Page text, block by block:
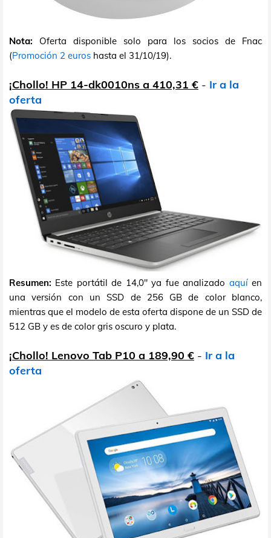
Nota: Oferta disponible solo para los socios de Fnac
(Promoción 2 euros hasta el 31/10/19).
¡Chollo! HP 14-dk0010ns a 410,31 € - Ir a la
oferta
Resumen: Este portátil de 14,0" ya fue analizado aquíen
una versión con un SSD de 256 GB de color blanco,
mientras que el modelo de esta oferta dispone de un SSD de
512 GB y es de color gris oscuro y plata.
¡Chollo! Lenovo Tab P10 a 189,90 € - Ir a la
oferta